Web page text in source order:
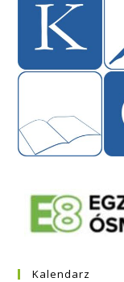
Kalendarz